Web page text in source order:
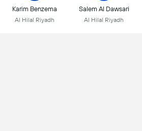
Karim Benzema
Al Hilal Riyadh
Salem Al Dawsari
Al Hilal Riyadh